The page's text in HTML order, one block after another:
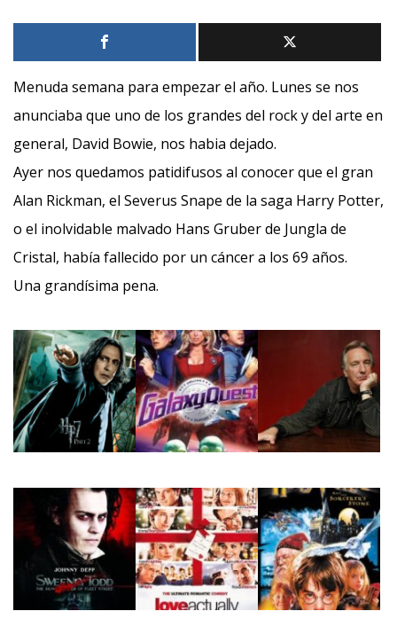
Menuda semana para empezar el año. Lunes se nos
anunciaba que uno de los grandes del rock y del arte en
general, David Bowie, nos habia dejado.
Ayer nos quedamos patidifusos al conocer que el gran
Alan Rickman, el Severus Snape de la saga Harry Potter,
o el inolvidable malvado Hans Gruber de Jungla de
Cristal, había fallecido por un cáncer a los 69 años.
Una grandísima pena.